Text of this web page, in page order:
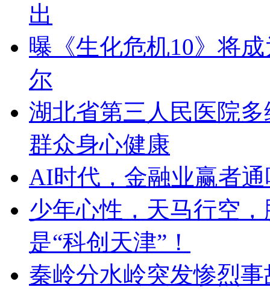
出
曝《生化危机10》将
尔
湖北省第三人民医院
群众身心健康
AI时代，金融业赢者
少年心性，天马行空
是“科创天津”！
秦岭分水岭突发惨烈